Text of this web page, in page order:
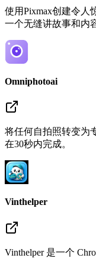
使用Pixmax创建令人
一个无缝讲故事和内
Omniphotoai
将任何自拍照转变为
在30秒内完成。
Vinthelper
Vinthelper 是一个